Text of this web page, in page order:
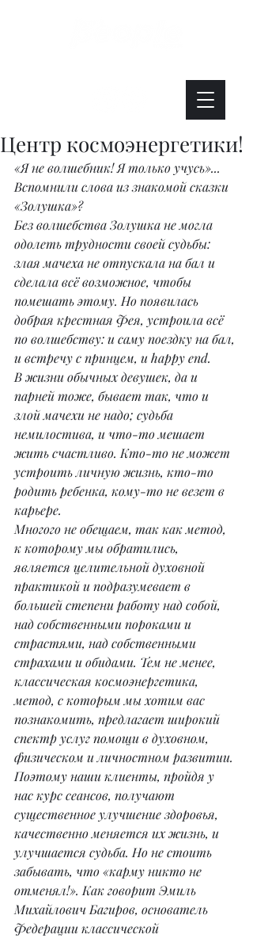
Центр космоэнергетики!
«Я не волшебник! Я только учусь»...
Вспомнили слова из знакомой сказки
«Золушка»?
Без волшебства Золушка не могла
одолеть трудности своей судьбы:
злая мачеха не отпускала на бал и
сделала всё возможное, чтобы
помешать этому. Но появилась
добрая крестная Фея, устроила всё
по волшебству: и саму поездку на бал,
и встречу с принцем, и happy end.
В жизни обычных девушек, да и
парней тоже, бывает так, что и
злой мачехи не надо; судьба
немилостива, и что-то мешает
жить счастливо. Кто-то не может
устроить личную жизнь, кто-то
родить ребенка, кому-то не везет в
карьере.
Многого не обещаем, так как метод,
к которому мы обратились,
является целительной духовной
практикой и подразумевает в
большей степени работу над собой,
над собственными пороками и
страстями, над собственными
страхами и обидами. Тем не менее,
классическая космоэнергетика,
метод, с которым мы хотим вас
познакомить, предлагает широкий
спектр услуг помощи в духовном,
физическом и личностном развитии.
Поэтому наши клиенты, пройдя у
нас курс сеансов, получают
существенное улучшение здоровья,
качественно меняется их жизнь, и
улучшается судьба. Но не стоить
забывать, что «карму никто не
отменял!». Как говорит Эмиль
Михайлович Багиров, основатель
Федерации классической